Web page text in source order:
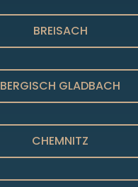
BREISACH
BERGISCH GLADBACH
CHEMNITZ